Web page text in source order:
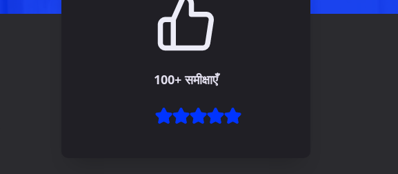
100+ समीक्षाएँ